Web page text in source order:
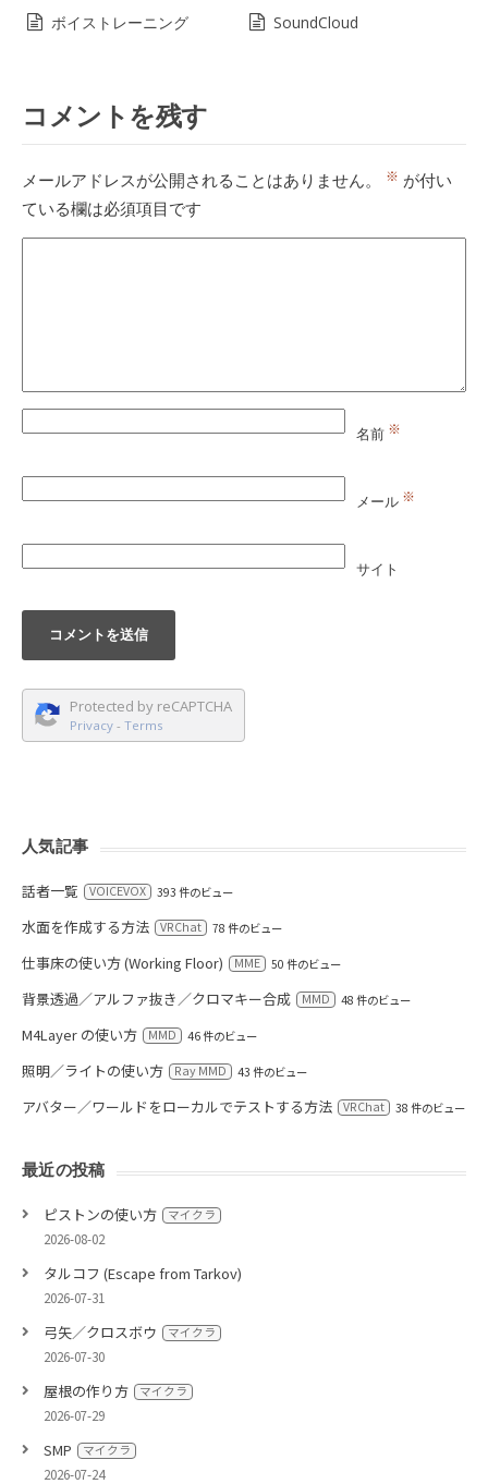
ボイストレーニング SoundCloud
コメントを残す
メールアドレスが公開されることはありません。 ※ が付い
ている欄は必須項目です
名前 ※
メール ※
サイト
Protected by reCAPTCHA
Privacy - Terms
人気記事
話者一覧 VOICEVOX 393 件のビュー
水面を作成する方法 VRChat 78 件のビュー
仕事床の使い方 (Working Floor) MME 50 件のビュー
背景透過／アルファ抜き／クロマキー合成 MMD 48 件のビュー
M4Layer の使い方 MMD 46 件のビュー
照明／ライトの使い方 Ray MMD 43 件のビュー
アバター／ワールドをローカルでテストする方法 VRChat 38 件のビュー
最近の投稿
ピストンの使い方 マイクラ
2026-08-02
タルコフ (Escape from Tarkov)
2026-07-31
弓矢／クロスボウ マイクラ
2026-07-30
屋根の作り方 マイクラ
2026-07-29
SMP マイクラ
2026-07-24